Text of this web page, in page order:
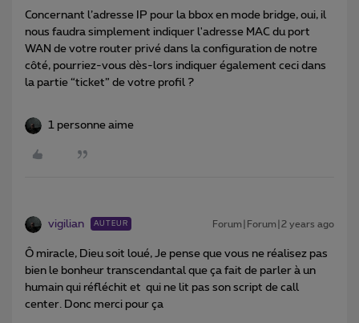
Concernant l’adresse IP pour la bbox en mode bridge, oui, il
nous faudra simplement indiquer l'adresse MAC du port
WAN de votre router privé dans la configuration de notre
côté, pourriez-vous dès-lors indiquer également ceci dans
la partie “ticket” de votre profil ?
1 personne aime
vigilian AUTEUR Forum|Forum|2 years ago
Ô miracle, Dieu soit loué, Je pense que vous ne réalisez pas
bien le bonheur transcendantal que ça fait de parler à un
humain qui réfléchit et qui ne lit pas son script de call
center. Donc merci pour ça